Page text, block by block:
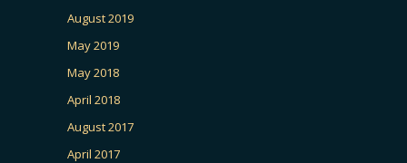
August 2019
May 2019
May 2018
April 2018
August 2017
April 2017